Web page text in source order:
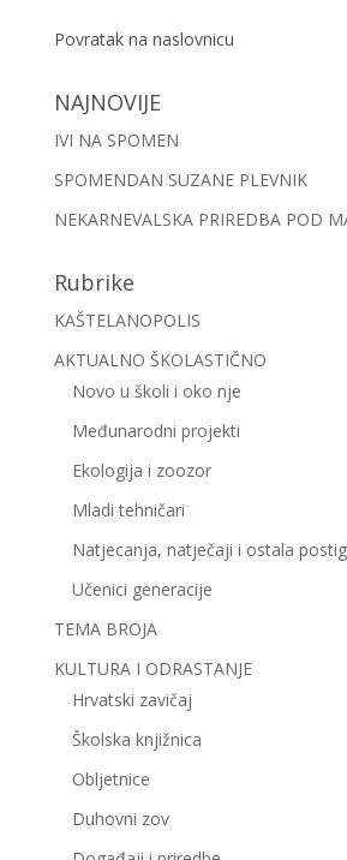
Povratak na naslovnicu
NAJNOVIJE
IVI NA SPOMEN
SPOMENDAN SUZANE PLEVNIK
NEKARNEVALSKA PRIREDBA POD
Rubrike
KAŠTELANOPOLIS
AKTUALNO ŠKOLASTIČNO
Novo u školi i oko nje
Međunarodni projekti
Ekologija i zoozor
Mladi tehničari
Natjecanja, natječaji i ostala
Učenici generacije
TEMA BROJA
KULTURA I ODRASTANJE
Hrvatski zavičaj
Školska knjižnica
Obljetnice
Duhovni zov